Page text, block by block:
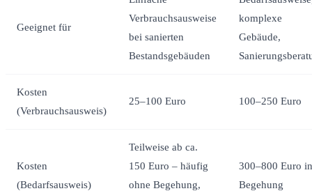
Geeignet für
Verbrauchsausweise
bei sanierten
Bestandsgebäuden
komplexe
Gebäude,
Kosten
(Verbrauchsausweis)
25–100 Euro 100–250 Euro
Kosten
(Bedarfsausweis)
Teilweise ab ca.
150 Euro – häufig
ohne Begehung,
300–800 Euro
Begehung